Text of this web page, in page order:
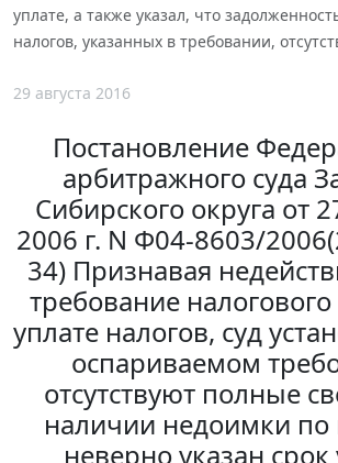
уплате, а также указал, что
налогов, указанных в требовании,
29 августа 2016
Постановление
арбитражного суда
Сибирского округа от
2006 г. N Ф04-8603/
34) Признавая
требование
уплате налогов, суд
оспариваемом
отсутствуют полные
наличии недоимки по
неверно указан